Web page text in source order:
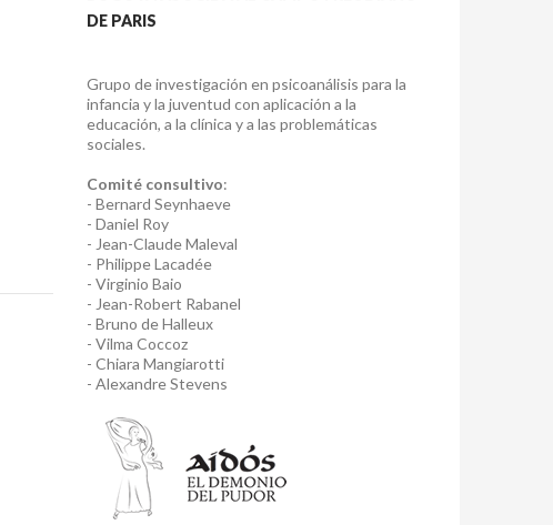
DE PARIS
Grupo de investigación en psicoanálisis para la
infancia y la juventud con aplicación a la
educación, a la clínica y a las problemáticas
sociales.
Comité consultivo:
- Bernard Seynhaeve
- Daniel Roy
- Jean-Claude Maleval
- Philippe Lacadée
- Virginio Baio
- Jean-Robert Rabanel
- Bruno de Halleux
- Vilma Coccoz
- Chiara Mangiarotti
- Alexandre Stevens